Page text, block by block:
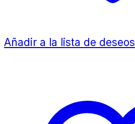
Añadir a la lista de deseos